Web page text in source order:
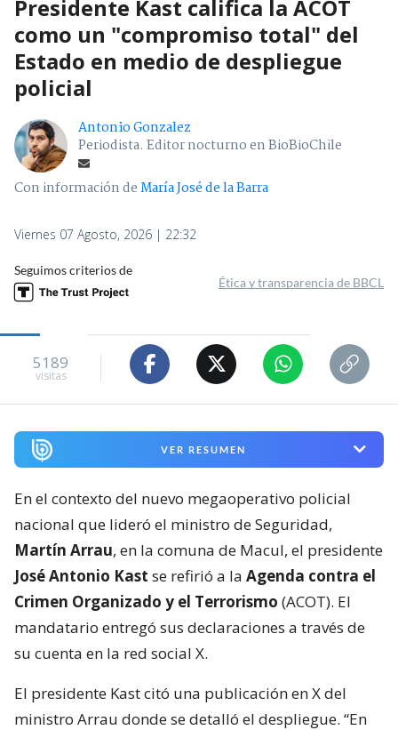
Presidente Kast califica la ACOT
como un "compromiso total" del
Estado en medio de despliegue
policial
Antonio Gonzalez
Periodista. Editor nocturno en BioBioChile
Con información deMaría José de la Barra
Viernes 07 Agosto, 2026 | 22:32
Seguimos criterios de
Ética y transparencia de BBCL
5189
visitas
VER RESUMEN
En el contexto del nuevo megaoperativo policial
nacional que lideró el ministro de Seguridad,
Martín Arrau, en la comuna de Macul, el presidente
José Antonio Kast se refirió a la Agenda contra el
Crimen Organizado y el Terrorismo (ACOT). El
mandatario entregó sus declaraciones a través de
su cuenta en la red social X.
El presidente Kast citó una publicación en X del
ministro Arrau donde se detalló el despliegue. “En